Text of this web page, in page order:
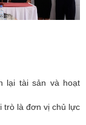
lại tài sản và hoạt
trò là đơn vị chủ lực